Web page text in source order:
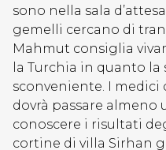
sono nella sala
gemelli cercano di
Mahmut consiglia
la Turchia in quanto
sconveniente. I
dovrà passare almeno
conoscere i risultati
cortine di villa Sirhan